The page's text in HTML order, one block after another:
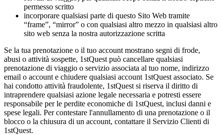
permesso scritto
incorporare qualsiasi parte di questo Sito Web tramite
“frame”, “mirror” o con qualsiasi altro mezzo in qualsiasi altro
sito web senza la nostra autorizzazione scritta
Se la tua prenotazione o il tuo account mostrano segni di frode,
abusi o attività sospette, 1stQuest può cancellare qualsiasi
prenotazione di viaggio o servizio associata al tuo nome, indirizzo
email o account e chiudere qualsiasi account 1stQuest associato. Se
hai condotto attività fraudolente, 1stQuest si riserva il diritto di
intraprendere qualsiasi azione legale necessaria e potresti essere
responsabile per le perdite economiche di 1stQuest, inclusi danni e
spese legali. Per contestare l'annullamento di una prenotazione o il
blocco o la chiusura di un account, contattare il Servizio Clienti di
1stQuest.